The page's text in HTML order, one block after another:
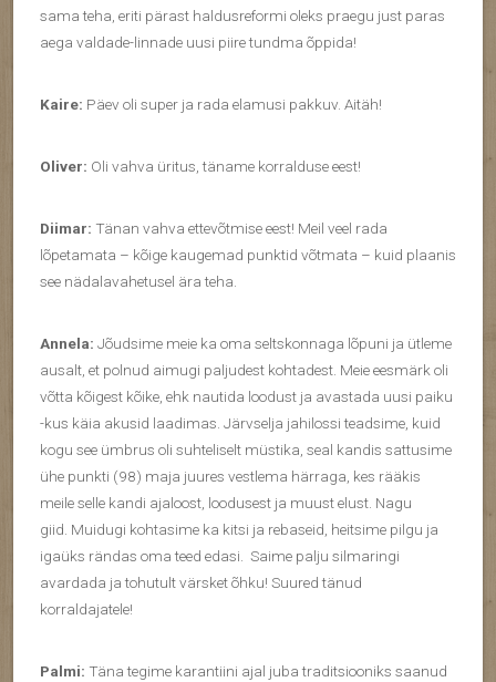
sama teha, eriti pärast haldusreformi oleks praegu just paras
aega valdade-linnade uusi piire tundma õppida!
Kaire: Päev oli super ja rada elamusi pakkuv. Aitäh!
Oliver: Oli vahva üritus, täname korralduse eest!
Diimar: Tänan vahva ettevõtmise eest! Meil veel rada
lõpetamata – kõige kaugemad punktid võtmata – kuid plaanis
see nädalavahetusel ära teha.
Annela: Jõudsime meie ka oma seltskonnaga lõpuni ja ütleme
ausalt, et polnud aimugi paljudest kohtadest. Meie eesmärk oli
võtta kõigest kõike, ehk nautida loodust ja avastada uusi paiku
-kus käia akusid laadimas. Järvselja jahilossi teadsime, kuid
kogu see ümbrus oli suhteliselt müstika, seal kandis sattusime
ühe punkti (98) maja juures vestlema härraga, kes rääkis
meile selle kandi ajaloost, loodusest ja muust elust. Nagu
giid. Muidugi kohtasime ka kitsi ja rebaseid, heitsime pilgu ja
igaüks rändas oma teed edasi. Saime palju silmaringi
avardada ja tohutult värsket õhku! Suured tänud
korraldajatele!
Palmi: Täna tegime karantiini ajal juba traditsiooniks saanud